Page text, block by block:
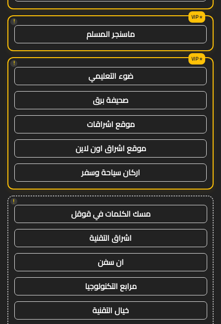
!
ماسنجر المسلم
!
ضوء التعليمي
صحيفة برق
موقع اشراقات
موقع اشراق اون لاين
اركان سياحة وسفر
!
مسك الكلمات في قوقل
اشراق التقنية
ان سفن
مرابع التكنولوجيا
خيال التقنية